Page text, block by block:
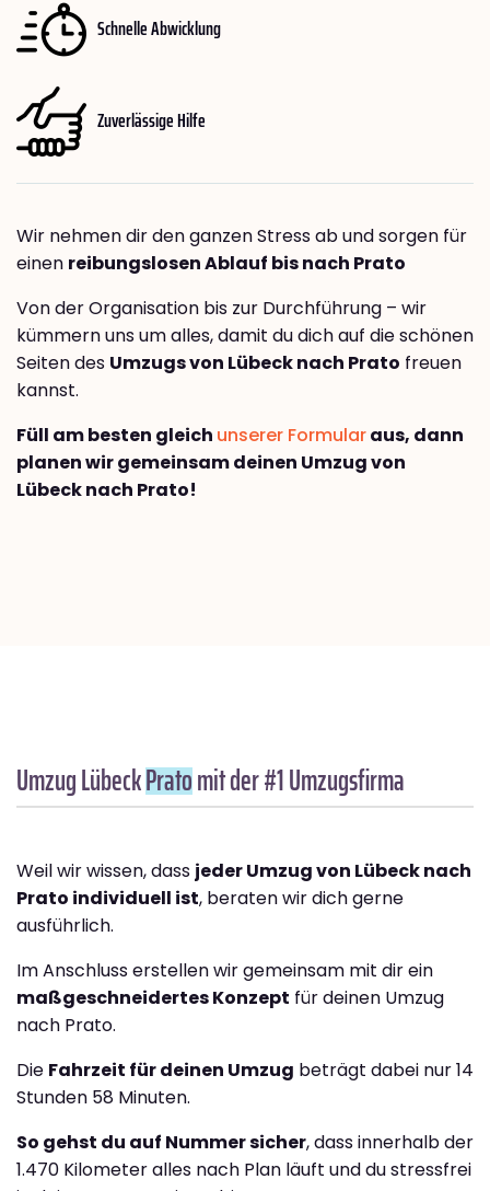
Schnelle Abwicklung
Zuverlässige Hilfe
Wir nehmen dir den ganzen Stress ab und sorgen für
einen reibungslosen Ablauf bis nach Prato
Von der Organisation bis zur Durchführung – wir
kümmern uns um alles, damit du dich auf die schönen
Seiten des Umzugs von Lübeck nach Prato freuen
kannst.
Füll am besten gleich unserer Formularaus, dann
planen wir gemeinsam deinen Umzug von
Lübeck nach Prato!
Umzug LübeckPratomit der #1 Umzugsfirma
Weil wir wissen, dass jeder Umzug von Lübeck nach
Prato individuell ist, beraten wir dich gerne
ausführlich.
Im Anschluss erstellen wir gemeinsam mit dir ein
maßgeschneidertes Konzept für deinen Umzug
nach Prato.
Die Fahrzeit für deinen Umzug beträgt dabei nur 14
Stunden 58 Minuten.
So gehst du auf Nummer sicher, dass innerhalb der
1.470 Kilometer alles nach Plan läuft und du stressfrei